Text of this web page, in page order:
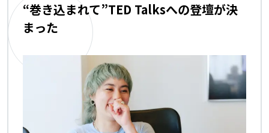
“巻き込まれて”TED Talksへの登壇が決
まった